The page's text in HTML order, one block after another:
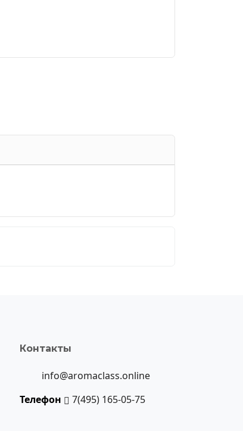
Контакты
info@aromaclass.online
Телефон
7(495) 165-05-75